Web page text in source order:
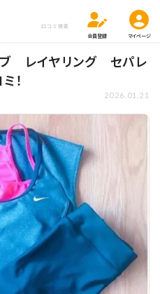
口コミ検索
会員登録
マイページ
ブ レイヤリング セパレ
！
2026.01.21